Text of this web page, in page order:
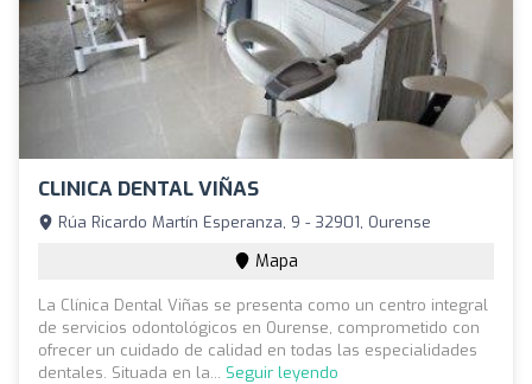
CLINICA DENTAL VIÑAS
Rúa Ricardo Martín Esperanza, 9 - 32901, Ourense
Mapa
La Clínica Dental Viñas se presenta como un centro integral
de servicios odontológicos en Ourense, comprometido con
ofrecer un cuidado de calidad en todas las especialidades
dentales. Situada en la... Seguir leyendo